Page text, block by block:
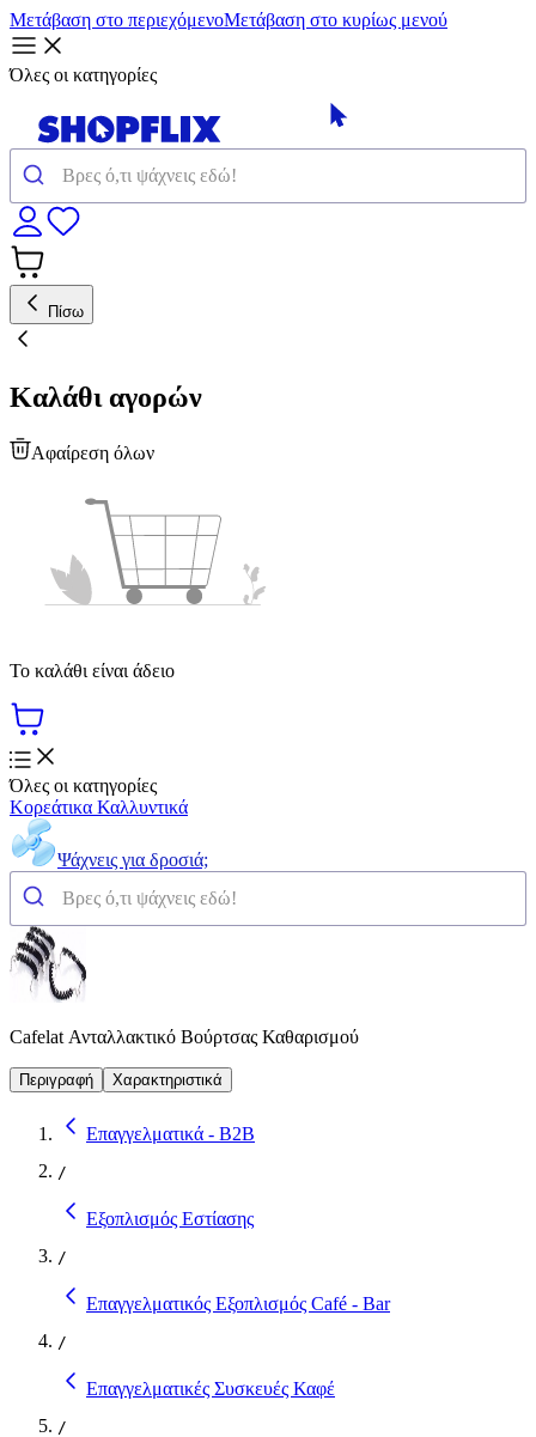
Μετάβαση στο περιεχόμενοΜετάβαση στο κυρίως μενού
Όλες οι κατηγορίες
Πίσω
Καλάθι αγορών
Αφαίρεση όλων
Το καλάθι είναι άδειο
Όλες οι κατηγορίες
Κορεάτικα Καλλυντικά
Ψάχνεις για δροσιά;
Cafelat Ανταλλακτικό Βούρτσας Καθαρισμού
Περιγραφή Χαρακτηριστικά
Επαγγελματικά - B2B
/
Εξοπλισμός Εστίασης
/
Επαγγελματικός Εξοπλισμός Café - Bar
/
Επαγγελματικές Συσκευές Καφέ
/